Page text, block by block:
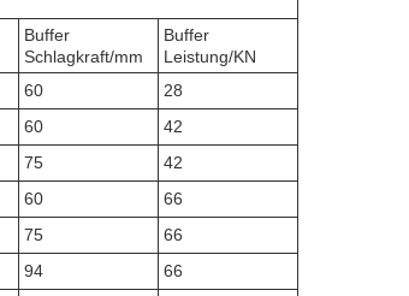
Buffer
Schlagkraft/mm
Buffer
Leistung/KN
60
28
60
42
75
42
60
66
75
66
94
66